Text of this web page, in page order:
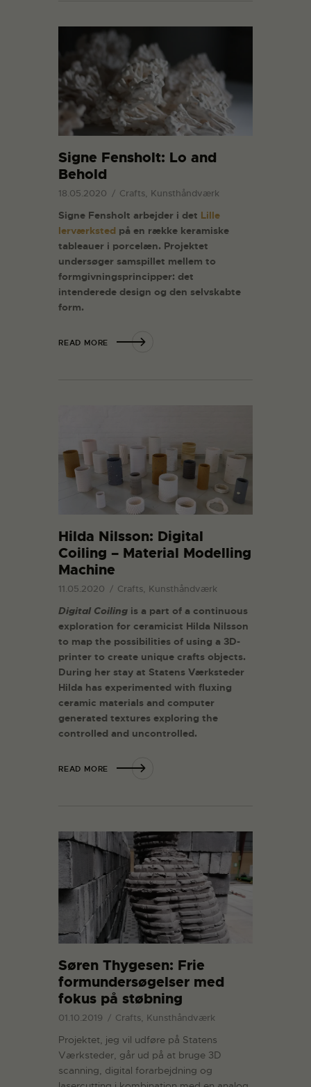
Signe Fensholt: Lo and
Behold
18.05.2020 Crafts, Kunsthåndværk
Signe Fensholt arbejder i det Lille
lerværksted på en række keramiske
tableauer i porcelæn. Projektet
undersøger samspillet mellem to
formgivningsprincipper: det
intenderede design og den selvskabte
form.
READ MORE
Hilda Nilsson: Digital
Coiling – Material Modelling
Machine
11.05.2020 Crafts, Kunsthåndværk
Digital Coiling is a part of a continuous
exploration for ceramicist Hilda Nilsson
to map the possibilities of using a 3D-
printer to create unique crafts objects.
During her stay at Statens Værksteder
Hilda has experimented with fluxing
ceramic materials and computer
generated textures exploring the
controlled and uncontrolled.
READ MORE
Søren Thygesen: Frie
formundersøgelser med
fokus på støbning
01.10.2019 Crafts, Kunsthåndværk
Projektet, jeg vil udføre på Statens
Værksteder, går ud på at bruge 3D
scanning, digital forarbejdning og